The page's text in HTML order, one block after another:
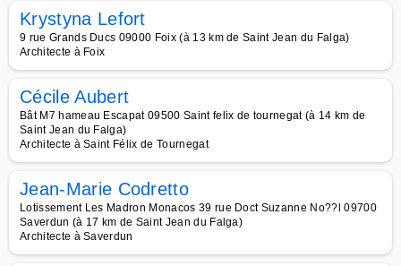
Krystyna Lefort
9 rue Grands Ducs 09000 Foix (à 13 km de Saint Jean du Falga)
Architecte à Foix
Cécile Aubert
Bât M7 hameau Escapat 09500 Saint felix de tournegat (à 14 km de
Saint Jean du Falga)
Architecte à Saint Félix de Tournegat
Jean-Marie Codretto
Lotissement Les Madron Monacos 39 rue Doct Suzanne No??l 09700
Saverdun (à 17 km de Saint Jean du Falga)
Architecte à Saverdun